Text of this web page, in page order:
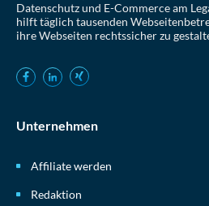
Datenschutz und E-Commerce am
hilft täglich tausenden
ihre Webseiten rechtssicher zu
Unternehmen
Affiliate werden
Redaktion